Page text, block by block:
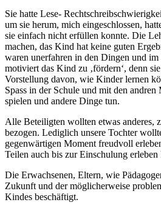
Sie hatte Lese-
um sie herum, mich eingeschlossen,
sie einfach nicht erfüllen konnte. Die
machen, das Kind hat keine guten
waren unerfahren in den Dingen und
motiviert das Kind zu ‚fördern‘, denn
Vorstellung davon, wie Kinder lernen
Spass in der Schule und mit den
spielen und andere Dinge tun.
Alle Beteiligten wollten etwas anderes,
bezogen. Lediglich unsere Tochter
gegenwärtigen Moment freudvoll
Teilen auch bis zur Einschulung erleben
Die Erwachsenen, Eltern, wie
Zukunft und der möglicherweise
Kindes beschäftigt.